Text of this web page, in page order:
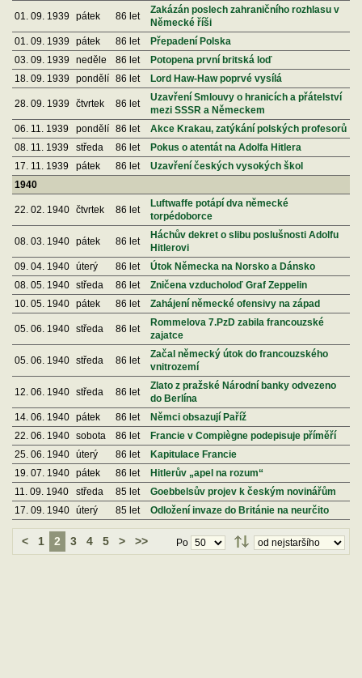
01. 09. 1939 pátek 86 let
Zakázán poslech zahraničního rozhlasu v
Německé říši
01. 09. 1939
pátek 86 let
Přepadení Polska
03. 09. 1939
neděle 86 let
Potopena první britská loď
18. 09. 1939
pondělí 86 let Lord Haw-Haw poprvé vysílá
28. 09. 1939 čtvrtek 86 let
Uzavření Smlouvy o hranicích a přátelství
mezi SSSR a Německem
06. 11. 1939
pondělí 86 let
Akce Krakau, zatýkání polských profesorů
08. 11. 1939
středa 86 let
Pokus o atentát na Adolfa Hitlera
17. 11. 1939
pátek 86 let
Uzavření českých vysokých škol
1940
22. 02. 1940 čtvrtek 86 let
Luftwaffe potápí dva německé
torpédoborce
08. 03. 1940 pátek 86 let
Háchův dekret o slibu poslušnosti Adolfu
Hitlerovi
09. 04. 1940 úterý 86 let
Útok Německa na Norsko a Dánsko
08. 05. 1940 středa 86 let
Zničena vzducholoď Graf Zeppelin
10. 05. 1940 pátek 86 let Zahájení německé ofensivy na západ
05. 06. 1940 středa 86 let
Rommelova 7.PzD zabila francouzské
zajatce
05. 06. 1940 středa 86 let
Začal německý útok do francouzského
vnitrozemí
12. 06. 1940 středa 86 let
Zlato z pražské Národní banky odvezeno
do Berlína
14. 06. 1940 pátek 86 let
Němci obsazují Paříž
22. 06. 1940 sobota 86 let
Francie v Compiègne podepisuje příměří
25. 06. 1940 úterý 86 let
Kapitulace Francie
19. 07. 1940 pátek 86 let
Hitlerův „apel na rozum“
11. 09. 1940
středa 85 let
Goebbelsův projev k českým novinářům
17. 09. 1940 úterý 85 let Odložení invaze do Británie na neurčito
< 1 2 3 4 5 > >> Po